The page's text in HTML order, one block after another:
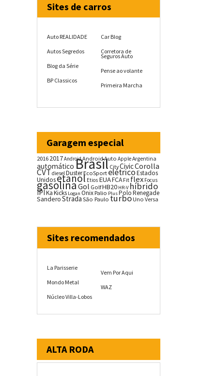
Sites de carros
Auto REALIDADE
Autos Segredos
Blog da Série
BP Classicos
Car Blog
Corretora de
Seguros Auto
Pense ao volante
Primeira Marcha
Garagem especial
20162017AndroidAndroid Auto AppleArgentina
automáticoBrasil CityCivicCorolla
CVTdieselDusterEcoSportelétricoEstados
Unidosetanol Etios EUAFCA Fit flex Focus
gasolina Gol GolfHB20 HR-V híbrido
IPIKaKicks Logan OnixPalio PlusPoloRenegade
SanderoStrada São Paulo turboUno Versa
Sites recomendados
La Parisserie
Mondo Metal
Núcleo Villa-Lobos
Vem Por Aqui
WAZ
ALTA RODA